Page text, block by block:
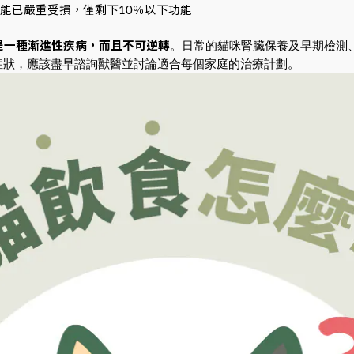
已嚴重受損，僅剩下10％以下功能
種漸進性疾病，而且不可逆轉。日常的貓咪腎臟保養及早期檢
，應該盡早諮詢獸醫並討論適合每個家庭的治療計劃。